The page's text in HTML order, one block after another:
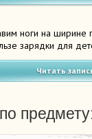
ноги на ширине
зарядки для
Читать